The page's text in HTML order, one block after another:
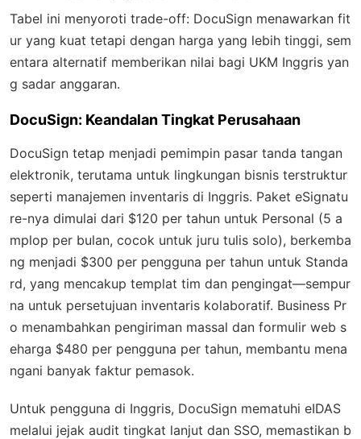
Tabel ini menyoroti trade-off: DocuSign menawarkan fit
ur yang kuat tetapi dengan harga yang lebih tinggi, sem
entara alternatif memberikan nilai bagi UKM Inggris yan
g sadar anggaran.
DocuSign: Keandalan Tingkat Perusahaan
DocuSign tetap menjadi pemimpin pasar tanda tangan
elektronik, terutama untuk lingkungan bisnis terstruktur
seperti manajemen inventaris di Inggris. Paket eSignatu
re-nya dimulai dari $120 per tahun untuk Personal (5 a
mplop per bulan, cocok untuk juru tulis solo), berkemba
ng menjadi $300 per pengguna per tahun untuk Standa
rd, yang mencakup templat tim dan pengingat—sempur
na untuk persetujuan inventaris kolaboratif. Business Pr
o menambahkan pengiriman massal dan formulir web s
eharga $480 per pengguna per tahun, membantu mena
ngani banyak faktur pemasok.
Untuk pengguna di Inggris, DocuSign mematuhi eIDAS
melalui jejak audit tingkat lanjut dan SSO, memastikan b